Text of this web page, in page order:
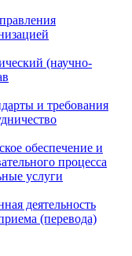
(научно-
и требования
обеспечение и
процесса
услуги
деятельность
(перевода)